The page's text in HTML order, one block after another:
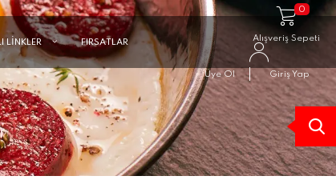
LİNKLER FIRSATLAR
0
Alışveriş Sepeti
Üye Ol Giriş Yap